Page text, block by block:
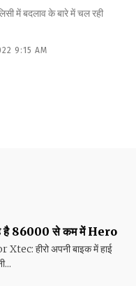
में बदलाव के बारे में चल रही
9:15 AM
है 86000 से कम में Hero
हीरो अपनी बाइक में हाई